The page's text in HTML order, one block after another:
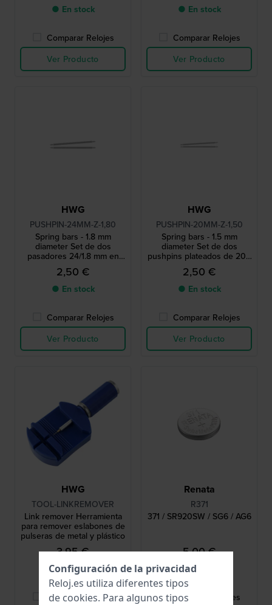
● En stock
Comparar Relojes
Ver Producto
● En stock
Comparar Relojes
Ver Producto
HWG
PUSHPIN-24MM-Z-1,80
Spring bars - 1.8 mm
diameter Set de dos
pasadores 24/1.8 mm en
tono plateado
2,50 €
● En stock
Comparar Relojes
Ver Producto
HWG
PUSHPIN-20MM-Z-1,50
Spring bars - 1.5 mm
diameter Set de dos
pushpins plateados de 20 /
1,5 mm
2,50 €
● En stock
Comparar Relojes
Ver Producto
HWG
TOOL-LINKREMOVER
Link remover Herramienta
para remover eslabones de
pulseras de metal y plástico
3,95 €
● En stock
Comparar Relojes
Renata
R371
371 / SR920SW / SG6 / AG6
5,00 €
● En stock
Comparar Relojes
Configuración de la privacidad
Reloj.es utiliza diferentes tipos
de cookies. Para algunos tipos